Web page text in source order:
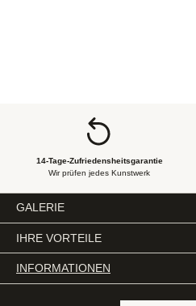
14-Tage-Zufriedensheitsgarantie
Wir prüfen jedes Kunstwerk
GALERIE
IHRE VORTEILE
INFORMATIONEN